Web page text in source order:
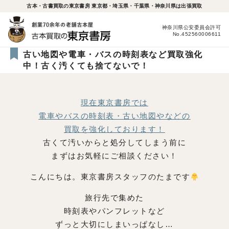
古本・古書買取の東京書房 東京都・埼玉県・千葉県・神奈川県は出張買取
神奈川県公安委員会許可
No.452560006611
古い地図や電車・バスの時刻表など買取強化
中！古く汚くても捨てないで！
現在東京書房では
電車やバスの時刻表・古い地図やなどの
買取を強化しております！
古くて汚いからと処分してしまう前に
まずはお気軽にご相談ください！
こんにちは。東京書房スタッフのたまです
旅行先で集めた
時刻表やパンフレットなど
ずっと大切にしまいっぱなし…